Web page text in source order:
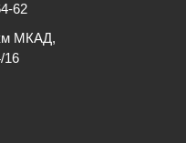
62
МКАД,
16